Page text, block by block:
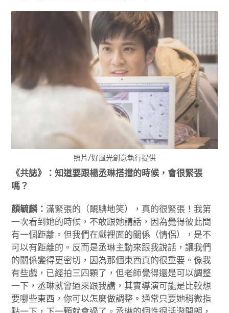
照片/好風光創意執行提供
《共誌》：知道要跟楊丞琳搭擋的時候，會很緊張
嗎？
顏毓麟： 滿緊張的（靦腆地笑），真的很緊張！我第
一次看到她的時候，不敢跟她講話，因為覺得彼此間
有一個距離。但我們在戲裡面的關係（情侶），是不
可以有距離的。反而是丞琳主動來跟我說話，讓我們
的關係變得更密切，因為那個東西真的很重要。像我
有些戲，已經拍三四顆了，但老師覺得還是可以調整
一下，丞琳就會過來跟我講，其實導演可能是比較想
要哪些東西，你可以怎麼做調整。通常只要她稍微指